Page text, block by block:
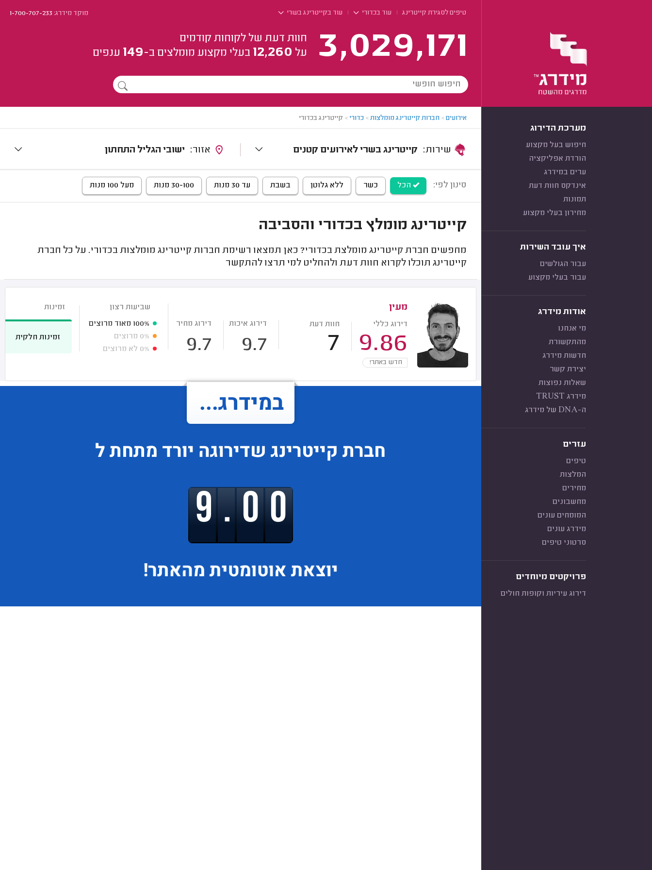
טיפים לסגירת קייטרינג עוד בכדורי עוד בקייטרינג בשרי מוקד מידרג:1-700-707-233
3,029,171
חוות דעת של לקוחות קודמים
על 12,260 בעלי מקצוע מומלצים ב-149 ענפים
מערכת הדירוג
חיפוש בעל מקצוע
הורדת אפליקציה
ערים במידרג
אינדקס חוות דעת
תמונות
מחירון בעלי מקצוע
איך עובד השירות
עבור הגולשים
עבור בעלי מקצוע
אודות מידרג
מי אנחנו
מהתקשורת
חדשות מידרג
יצירת קשר
שאלות נפוצות
מידרג TRUST
ה-DNA של מידרג
עזרים
טיפים
המלצות
מחירים
מחשבונים
המומחים עונים
מידרג עונים
סרטוני טיפים
פרויקטים מיוחדים
דירוג עיריות וקופות חולים
אירועים> חברות קייטרינג מומלצות> כדורי > קייטרינג בכדורי
קייטרינג בשרי לאירועים קטנים ישובי הגליל התחתון
סינון לפי: הכל כשר ללא גלוטן בשבת עד 30 מנות 30-100 מנות מעל 100 מנות
קייטרינג מומלץ בכדורי והסביבה
מחפשים חברת קייטרינג מומלצת בכדורי? כאן תמצאו רשימת חברות קייטרינג מומלצות בכדורי. על כל חברת
קייטרינג תוכלו לקרוא חוות דעת ולהחליט למי תרצו להתקשר
מעין
דירוג כללי
9.86
חוות דעת
7
דירוג איכות
9.7
דירוג מחיר
9.7
חדש באתר!
שביעות רצון
100% מאוד מרוצים
0% מרוצים
0% לא מרוצים
זמינות
זמינות חלקית
במידרג...
חברת קייטרינג שדירוגה יורד מתחת ל
9.00
יוצאתאוטומטית מהאתר!